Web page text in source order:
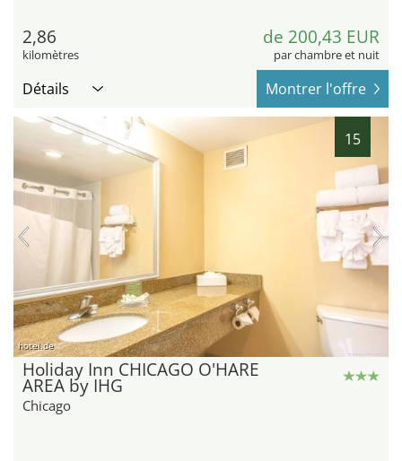
2,86
kilomètres
de 200,43 EUR
par chambre et nuit
Détails Montrer l'offre
15
hotel.de
Holiday Inn CHICAGO O'HARE
AREA by IHG
Chicago